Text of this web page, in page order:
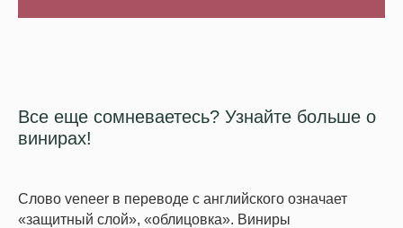
Все еще сомневаетесь? Узнайте больше о
винирах!
Слово veneer в переводе с английского означает
«защитный слой», «облицовка». Виниры